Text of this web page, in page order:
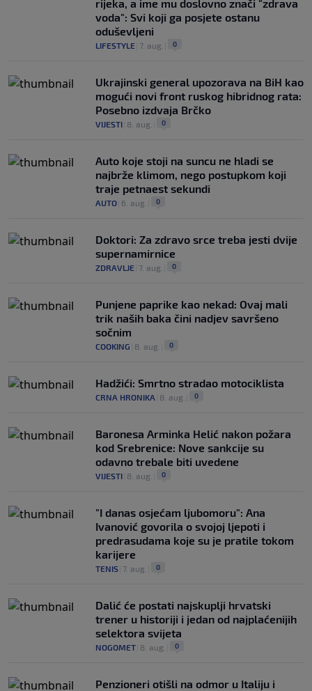
rijeka, a ime mu doslovno znači "zdrava
voda": Svi koji ga posjete ostanu
oduševljeni
LIFESTYLE 7. aug. 0
Ukrajinski general upozorava na BiH kao
mogući novi front ruskog hibridnog rata:
Posebno izdvaja Brčko
VIJESTI 8. aug. 0
Auto koje stoji na suncu ne hladi se
najbrže klimom, nego postupkom koji
traje petnaest sekundi
AUTO 6. aug. 0
Doktori: Za zdravo srce treba jesti dvije
supernamirnice
ZDRAVLJE 7. aug. 0
Punjene paprike kao nekad: Ovaj mali
trik naših baka čini nadjev savršeno
sočnim
COOKING 8. aug. 0
Hadžići: Smrtno stradao motociklista
CRNA HRONIKA 8. aug. 0
Baronesa Arminka Helić nakon požara
kod Srebrenice: Nove sankcije su
odavno trebale biti uvedene
VIJESTI 8. aug. 0
"I danas osjećam ljubomoru": Ana
Ivanović govorila o svojoj ljepoti i
predrasudama koje su je pratile tokom
karijere
TENIS 7. aug. 0
Dalić će postati najskuplji hrvatski
trener u historiji i jedan od najplaćenijih
selektora svijeta
NOGOMET 8. aug. 0
Penzioneri otišli na odmor u Italiju i